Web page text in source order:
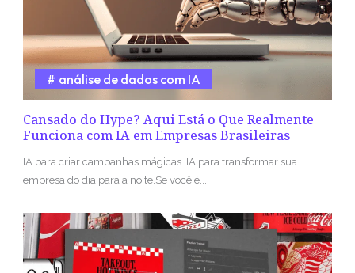
Cansado do Hype? Aqui Está o Que Realmente
Funciona com IA em Empresas Brasileiras
análise de dados com IA
IA para criar campanhas mágicas. IA para transformar sua
empresa do dia para a noite.Se você é...